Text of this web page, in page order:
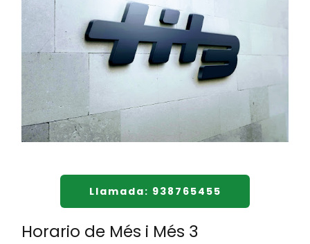
Llamada: 938765455
Horario de Més i Més 3